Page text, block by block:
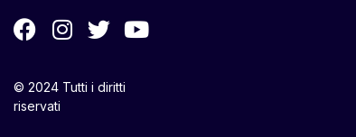
© 2024 Tutti i diritti
riservati